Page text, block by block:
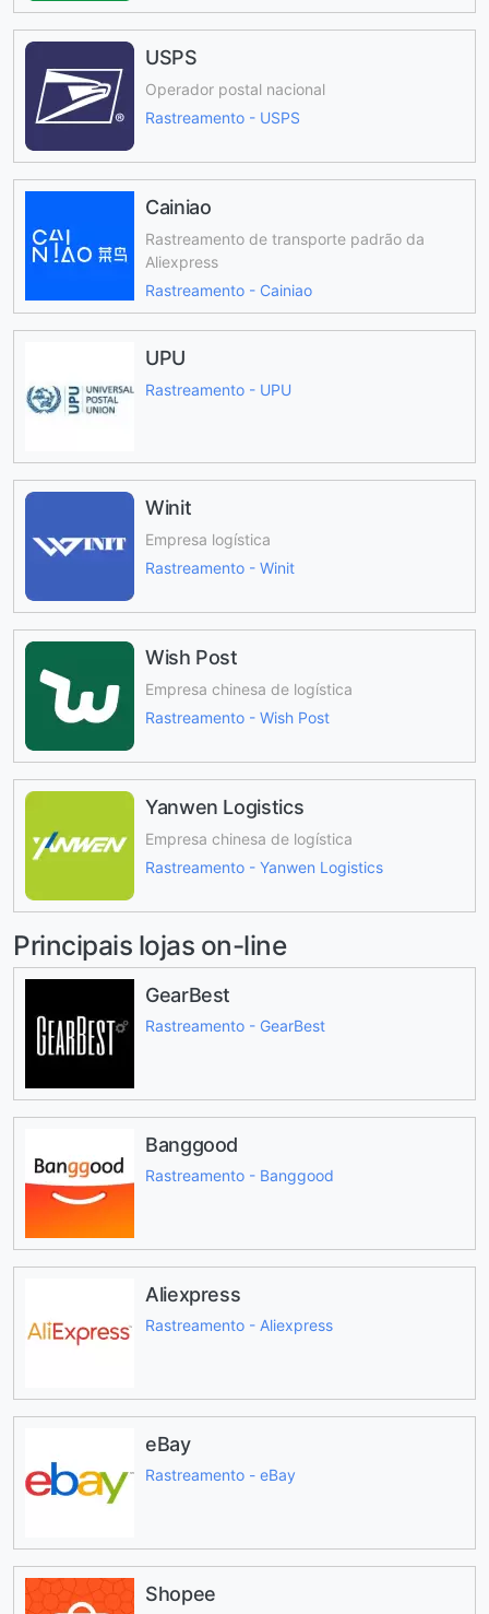
USPS
Operador postal nacional
Rastreamento - USPS
Cainiao
Rastreamento de transporte padrão da
Aliexpress
Rastreamento - Cainiao
UPU
Rastreamento - UPU
Winit
Empresa logística
Rastreamento - Winit
Wish Post
Empresa chinesa de logística
Rastreamento - Wish Post
Yanwen Logistics
Empresa chinesa de logística
Rastreamento - Yanwen Logistics
Principais lojas on-line
GearBest
Rastreamento - GearBest
Banggood
Rastreamento - Banggood
Aliexpress
Rastreamento - Aliexpress
eBay
Rastreamento - eBay
Shopee